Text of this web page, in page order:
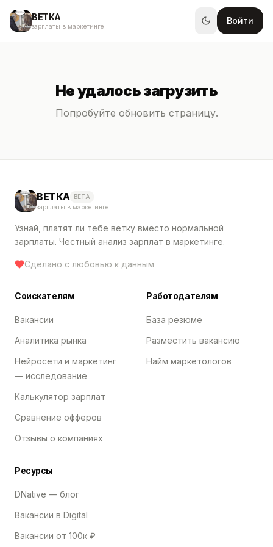
ВЕТКА
зарплаты в маркетинге
Войти
Не удалось загрузить
Попробуйте обновить страницу.
ВЕТКА BETA
зарплаты в маркетинге
Узнай, платят ли тебе ветку вместо нормальной
зарплаты. Честный анализ зарплат в маркетинге.
Сделано с любовью к данным
Соискателям
Вакансии
Аналитика рынка
Нейросети и маркетинг
— исследование
Калькулятор зарплат
Сравнение офферов
Отзывы о компаниях
Работодателям
База резюме
Разместить вакансию
Найм маркетологов
Ресурсы
DNative — блог
Вакансии в Digital
Вакансии от 100к ₽